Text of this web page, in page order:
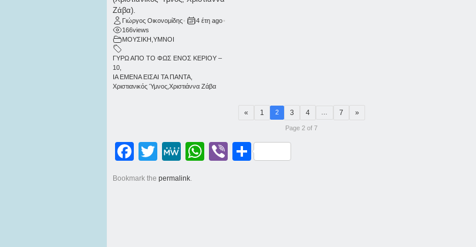
Ζάβα).
Γιώργος Οικονομίδης• 4 έτη ago•
166views
ΜΟΥΣΙΚΗ ΥΜΝΟΙ
ΓΥΡΩ ΑΠΟ ΤΟ ΦΩΣ ΕΝΟΣ ΚΕΡΙΟΥ –
10
ΙΑ ΕΜΕΝΑ ΕΙΣΑΙ ΤΑ ΠΑΝΤΑ
Χριστιανικός Ύμνος Χριστιάννα Ζάβα
« 1 2 3 4 7 »
Page 2 of 7
Facebook Twitter MeWe WhatsAppViber Μοιραστείτε
Bookmark the permalink.